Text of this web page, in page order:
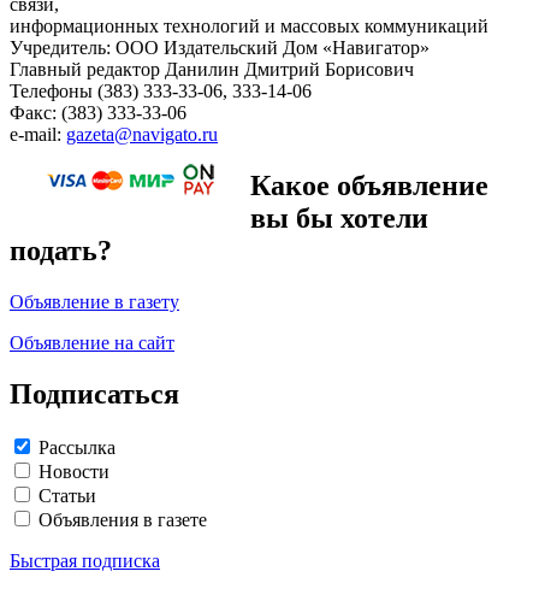
связи,
информационных технологий и массовых коммуникаций
Учредитель: ООО Издательский Дом «Навигатор»
Главный редактор Данилин Дмитрий Борисович
Телефоны (383) 333-33-06, 333-14-06
Факс: (383) 333-33-06
e-mail: gazeta@navigato.ru
Какое объявление
вы бы хотели
подать?
Объявление в газету
Объявление на сайт
Подписаться
Рассылка
Новости
Статьи
Объявления в газете
Быстрая подписка